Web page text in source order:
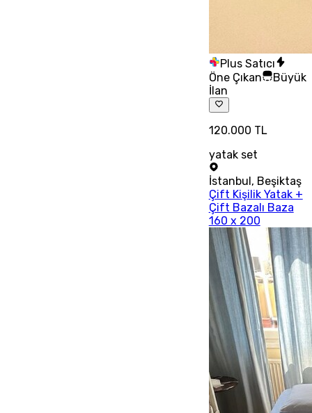
Plus Satıcı
Öne Çıkan
Büyük
İlan
120.000 TL
yatak set
İstanbul, Beşiktaş
Çift Kişilik Yatak +
Çift Bazalı Baza
160 x 200